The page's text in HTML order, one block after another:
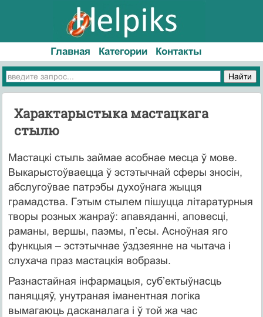
Главная Категории Контакты
Характарыстыка мастацкага
стылю
Мастацкі стыль займае асобнае месца ў мове.
Выкарыстоўваецца ў эстэтычнай сферы зносін,
абслугоўвае патрэбы духоўнага жыцця
грамадства. Гэтым стылем пішуцца літаратурныя
творы розных жанраў: апавяданні, аповесці,
раманы, вершы, паэмы, п’есы. Асноўная яго
функцыя – эстэтычнае ўздзеянне на чытача і
слухача праз мастацкія вобразы.
Разнастайная інфармацыя, суб’ектыўнасць
паняццяў, унутраная іманентная логіка
вымагаюць дасканалага і ў той жа час